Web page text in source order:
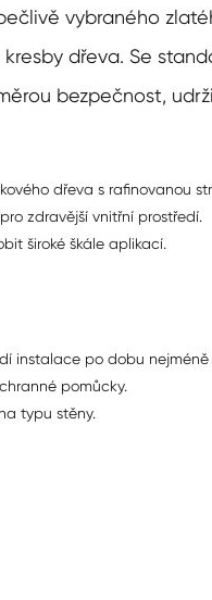
vybraného
dřeva. Se
bezpečnost,
dřeva s rafinovanou
zdravější vnitřní prostředí.
široké škále aplikací.
instalace po dobu nejméně
pomůcky.
typu stěny.